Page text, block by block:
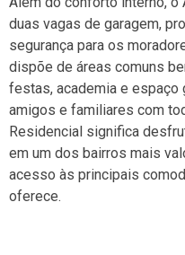
duas vagas de garagem,
segurança para os
dispõe de áreas comuns
festas, academia e espaço
amigos e familiares com
Residencial significa
em um dos bairros mais
acesso às principais
oferece.